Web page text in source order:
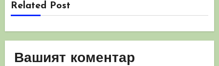
Related Post
Вашият коментар